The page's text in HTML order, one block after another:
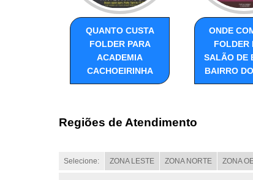
QUANTO CUSTA
FOLDER PARA
ACADEMIA
CACHOEIRINHA
ONDE
FOLDER
SALÃO DE
BAIRRO
Regiões de Atendimento
Selecione: ZONA LESTE ZONA NORTE ZONA